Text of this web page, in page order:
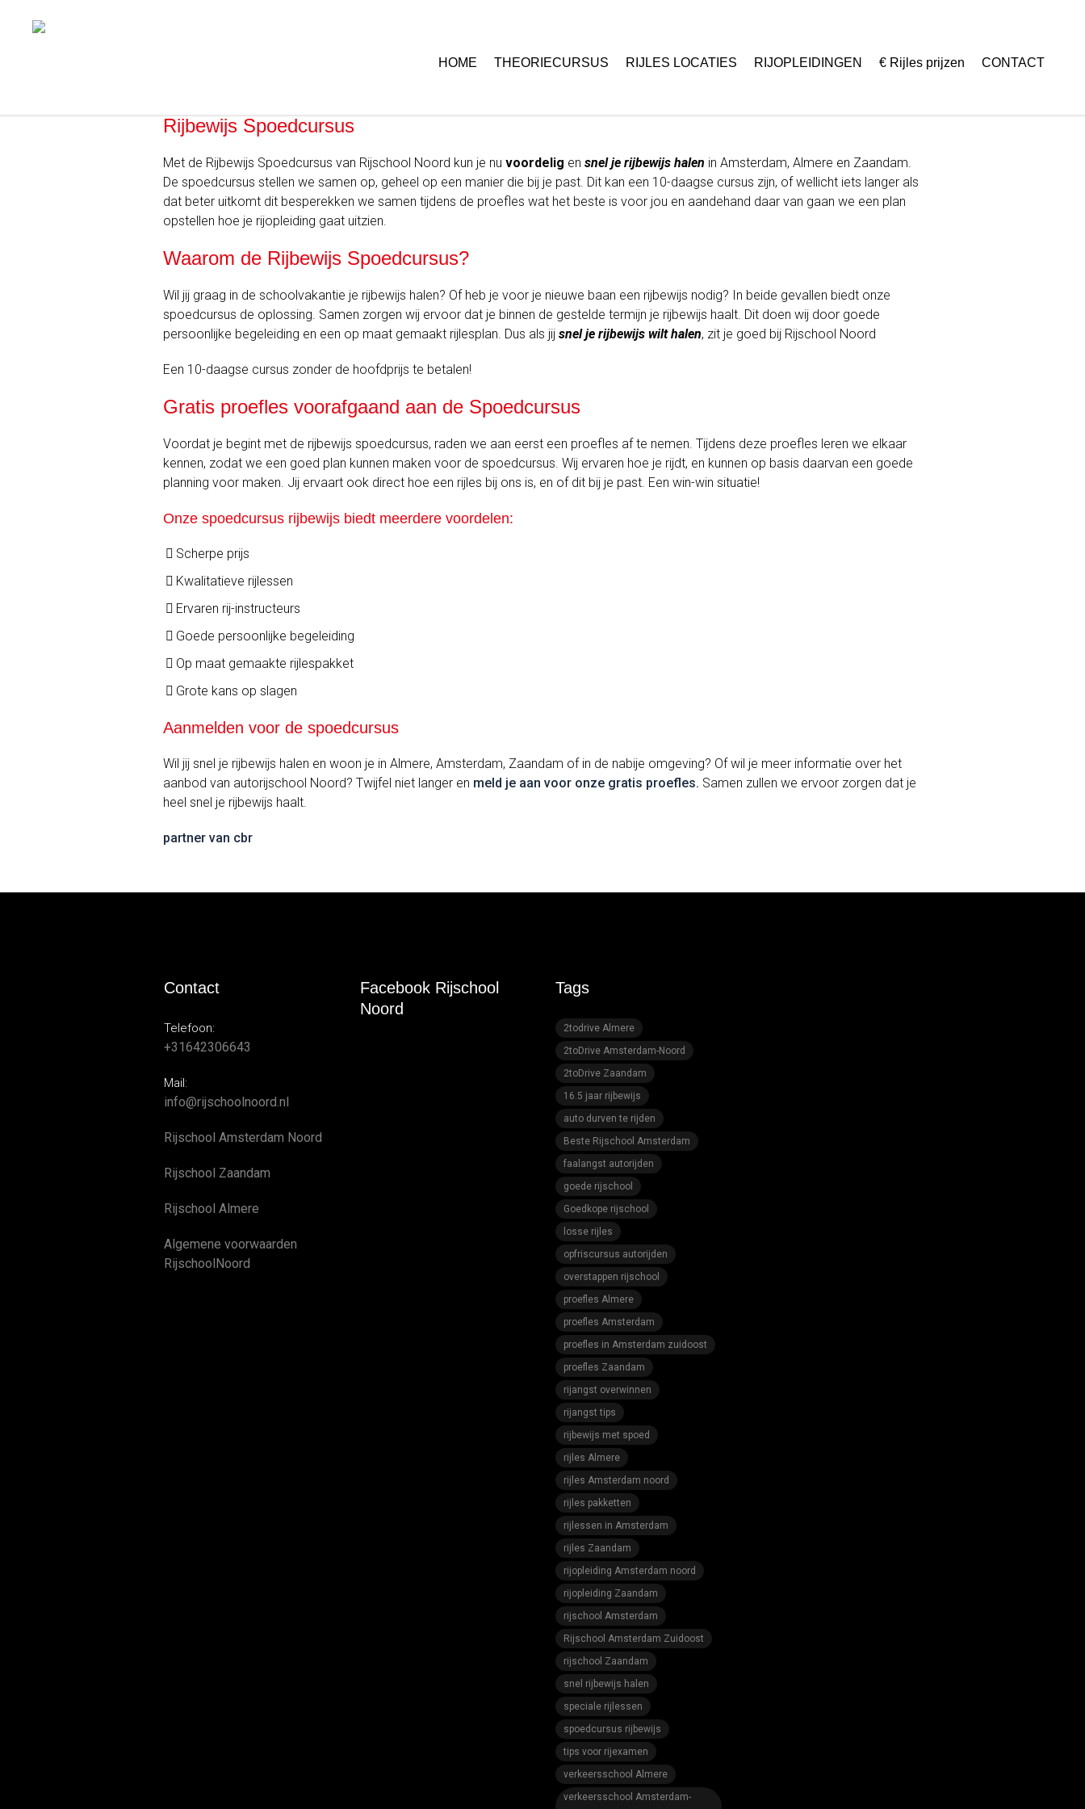
HOME THEORIECURSUS RIJLES LOCATIES RIJOPLEIDINGEN € Rijles prijzen CONTACT
Rijbewijs Spoedcursus
Met de Rijbewijs Spoedcursus van Rijschool Noord kun je nu voordelig en snel je rijbewijs halen in Amsterdam, Almere en Zaandam.
De spoedcursus stellen we samen op, geheel op een manier die bij je past. Dit kan een 10-daagse cursus zijn, of wellicht iets langer als
dat beter uitkomt dit besperekken we samen tijdens de proefles wat het beste is voor jou en aandehand daar van gaan we een plan
opstellen hoe je rijopleiding gaat uitzien.
Waarom de Rijbewijs Spoedcursus?
Wil jij graag in de schoolvakantie je rijbewijs halen? Of heb je voor je nieuwe baan een rijbewijs nodig? In beide gevallen biedt onze
spoedcursus de oplossing. Samen zorgen wij ervoor dat je binnen de gestelde termijn je rijbewijs haalt. Dit doen wij door goede
persoonlijke begeleiding en een op maat gemaakt rijlesplan. Dus als jij snel je rijbewijs wilt halen, zit je goed bij Rijschool Noord
Een 10-daagse cursus zonder de hoofdprijs te betalen!
Gratis proefles voorafgaand aan de Spoedcursus
Voordat je begint met de rijbewijs spoedcursus, raden we aan eerst een proefles af te nemen. Tijdens deze proefles leren we elkaar
kennen, zodat we een goed plan kunnen maken voor de spoedcursus. Wij ervaren hoe je rijdt, en kunnen op basis daarvan een goede
planning voor maken. Jij ervaart ook direct hoe een rijles bij ons is, en of dit bij je past. Een win-win situatie!
Onze spoedcursus rijbewijs biedt meerdere voordelen:
Scherpe prijs
Kwalitatieve rijlessen
Ervaren rij-instructeurs
Goede persoonlijke begeleiding
Op maat gemaakte rijlespakket
Grote kans op slagen
Aanmelden voor de spoedcursus
Wil jij snel je rijbewijs halen en woon je in Almere, Amsterdam, Zaandam of in de nabije omgeving? Of wil je meer informatie over het
aanbod van autorijschool Noord? Twijfel niet langer en meld je aan voor onze gratis proefles. Samen zullen we ervoor zorgen dat je
heel snel je rijbewijs haalt.
partner van cbr
Contact
Telefoon:
+31642306643
Mail:
info@rijschoolnoord.nl
Rijschool Amsterdam Noord
Rijschool Zaandam
Rijschool Almere
Algemene voorwaarden
RijschoolNoord
Facebook Rijschool
Noord
Tags
2todrive Almere
2toDrive Amsterdam-Noord
2toDrive Zaandam
16.5 jaar rijbewijs
auto durven te rijden
Beste Rijschool Amsterdam
faalangst autorijden
goede rijschool
Goedkope rijschool
losse rijles
opfriscursus autorijden
overstappen rijschool
proefles Almere
proefles Amsterdam
proefles in Amsterdam zuidoost
proefles Zaandam
rijangst overwinnen
rijangst tips
rijbewijs met spoed
rijles Almere
rijles Amsterdam noord
rijles pakketten
rijlessen in Amsterdam
rijles Zaandam
rijopleiding Amsterdam noord
rijopleiding Zaandam
rijschool Amsterdam
Rijschool Amsterdam Zuidoost
rijschool Zaandam
snel rijbewijs halen
speciale rijlessen
spoedcursus rijbewijs
tips voor rijexamen
verkeersschool Almere
verkeersschool Amsterdam-